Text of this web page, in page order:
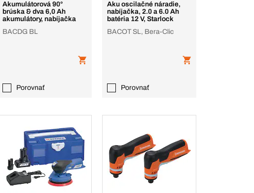
Akumulátorová 90°
brúska & dva 6,0 Ah
akumulátory, nabíjačka
BACDG BL
Porovnať
Aku oscilačné náradie,
nabíjačka, 2.0 a 6.0 Ah
batéria 12 V, Starlock
BACOT SL, Bera-Clic
Porovnať